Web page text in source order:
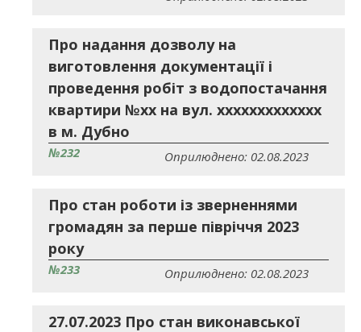
Про надання дозволу на
виготовлення документації і
проведення робіт з водопостачання
квартири №хх на вул. ххххххххххххх
в м. Дубно
№232 Оприлюднено: 02.08.2023
Про стан роботи із зверненнями
громадян за перше півріччя 2023
року
№233 Оприлюднено: 02.08.2023
27.07.2023 Про стан виконавської